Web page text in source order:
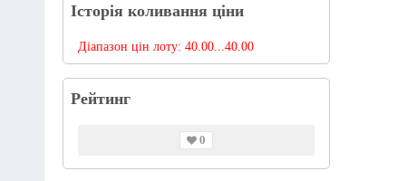
Історія коливання ціни
Діапазон цін лоту: 40.00...40.00
Рейтинг
0